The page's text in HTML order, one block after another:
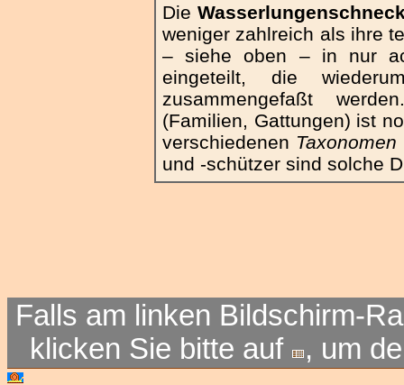
Die
weniger zahlreich als ihre
– siehe oben – in nur
eingeteilt, die
zusammengefaßt
(Familien, Gattungen) ist
verschiedenen Taxonomen
und -schützer sind solche
Falls am linken Bildschirm-
klicken Sie bitte auf
, um